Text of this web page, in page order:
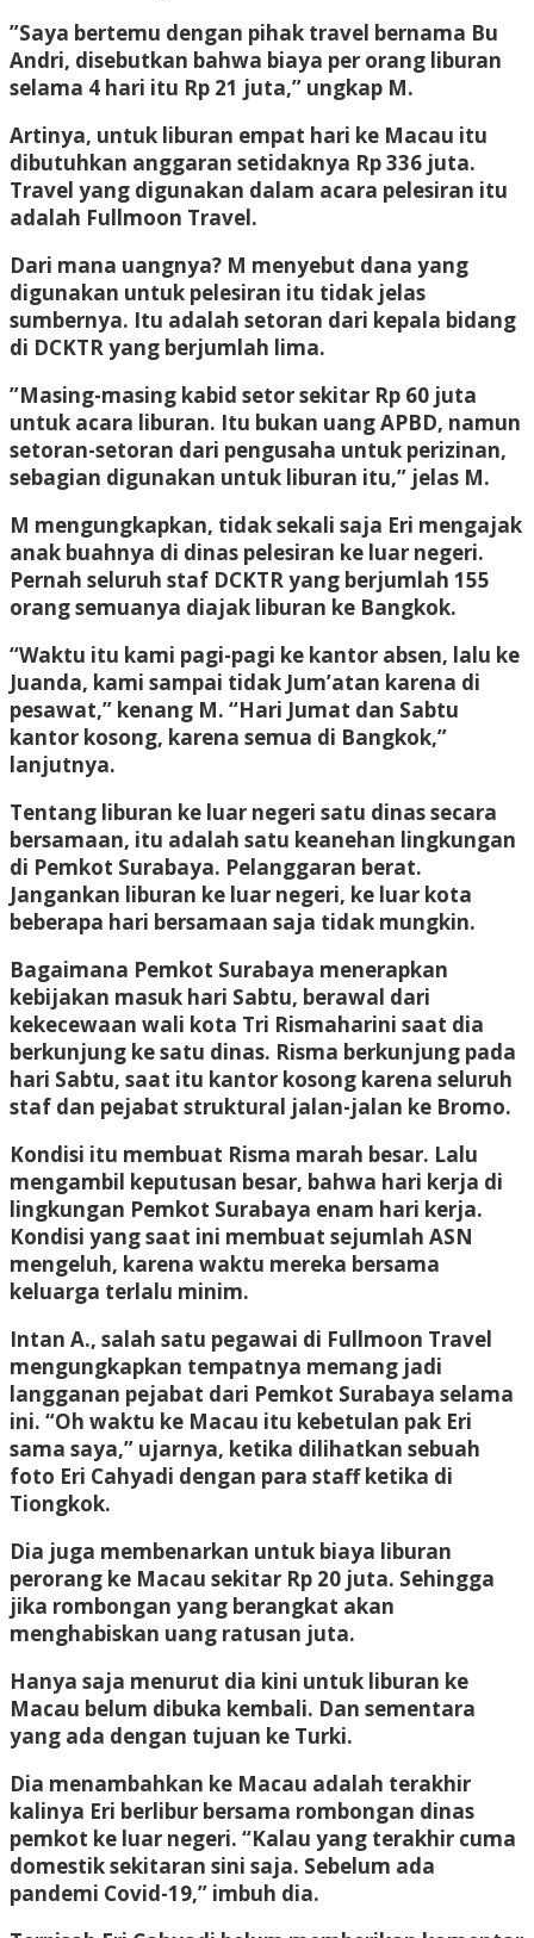
”Saya bertemu dengan pihak travel bernama Bu
Andri, disebutkan bahwa biaya per orang liburan
selama 4 hari itu Rp 21 juta,” ungkap M.
Artinya, untuk liburan empat hari ke Macau itu
dibutuhkan anggaran setidaknya Rp 336 juta.
Travel yang digunakan dalam acara pelesiran itu
adalah Fullmoon Travel.
Dari mana uangnya? M menyebut dana yang
digunakan untuk pelesiran itu tidak jelas
sumbernya. Itu adalah setoran dari kepala bidang
di DCKTR yang berjumlah lima.
”Masing-masing kabid setor sekitar Rp 60 juta
untuk acara liburan. Itu bukan uang APBD, namun
setoran-setoran dari pengusaha untuk perizinan,
sebagian digunakan untuk liburan itu,” jelas M.
M mengungkapkan, tidak sekali saja Eri mengajak
anak buahnya di dinas pelesiran ke luar negeri.
Pernah seluruh staf DCKTR yang berjumlah 155
orang semuanya diajak liburan ke Bangkok.
“Waktu itu kami pagi-pagi ke kantor absen, lalu ke
Juanda, kami sampai tidak Jum’atan karena di
pesawat,” kenang M. “Hari Jumat dan Sabtu
kantor kosong, karena semua di Bangkok,”
lanjutnya.
Tentang liburan ke luar negeri satu dinas secara
bersamaan, itu adalah satu keanehan lingkungan
di Pemkot Surabaya. Pelanggaran berat.
Jangankan liburan ke luar negeri, ke luar kota
beberapa hari bersamaan saja tidak mungkin.
Bagaimana Pemkot Surabaya menerapkan
kebijakan masuk hari Sabtu, berawal dari
kekecewaan wali kota Tri Rismaharini saat dia
berkunjung ke satu dinas. Risma berkunjung pada
hari Sabtu, saat itu kantor kosong karena seluruh
staf dan pejabat struktural jalan-jalan ke Bromo.
Kondisi itu membuat Risma marah besar. Lalu
mengambil keputusan besar, bahwa hari kerja di
lingkungan Pemkot Surabaya enam hari kerja.
Kondisi yang saat ini membuat sejumlah ASN
mengeluh, karena waktu mereka bersama
keluarga terlalu minim.
Intan A., salah satu pegawai di Fullmoon Travel
mengungkapkan tempatnya memang jadi
langganan pejabat dari Pemkot Surabaya selama
ini. “Oh waktu ke Macau itu kebetulan pak Eri
sama saya,” ujarnya, ketika dilihatkan sebuah
foto Eri Cahyadi dengan para staff ketika di
Tiongkok.
Dia juga membenarkan untuk biaya liburan
perorang ke Macau sekitar Rp 20 juta. Sehingga
jika rombongan yang berangkat akan
menghabiskan uang ratusan juta.
Hanya saja menurut dia kini untuk liburan ke
Macau belum dibuka kembali. Dan sementara
yang ada dengan tujuan ke Turki.
Dia menambahkan ke Macau adalah terakhir
kalinya Eri berlibur bersama rombongan dinas
pemkot ke luar negeri. “Kalau yang terakhir cuma
domestik sekitaran sini saja. Sebelum ada
pandemi Covid-19,” imbuh dia.